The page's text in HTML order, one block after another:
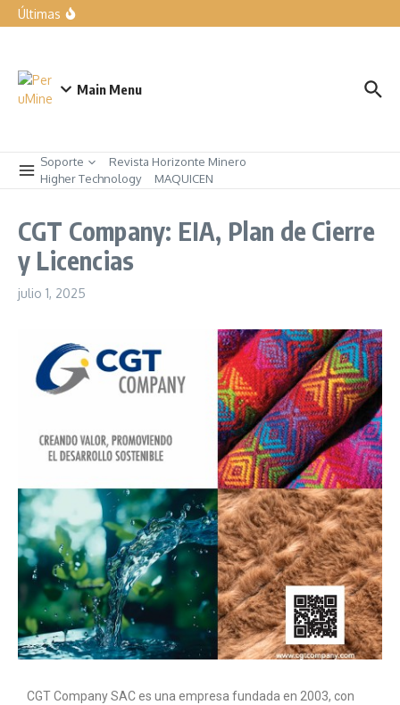
Últimas
Main Menu
Soporte
Revista Horizonte Minero
Higher Technology
MAQUICEN
CGT Company: EIA, Plan de Cierre
y Licencias
julio 1, 2025
CGT Company SAC es una empresa fundada en 2003, con